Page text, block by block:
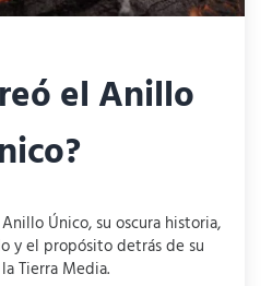
el Anillo
Único, su oscura historia,
y el propósito detrás de su
Tierra Media.